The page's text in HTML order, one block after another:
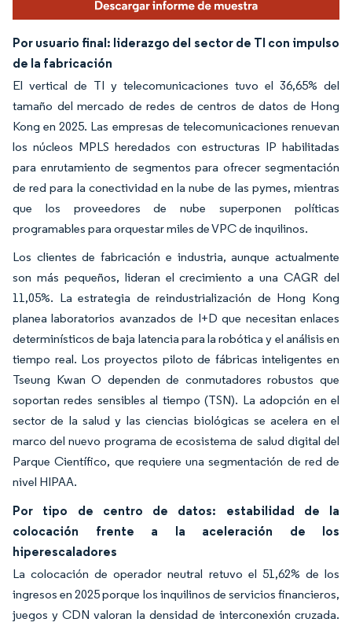
Por usuario final: liderazgo del sector de TI con impulso
de la fabricación
El vertical de TI y telecomunicaciones tuvo el 36,65% del
tamaño del mercado de redes de centros de datos de Hong
Kong en 2025. Las empresas de telecomunicaciones renuevan
los núcleos MPLS heredados con estructuras IP habilitadas
para enrutamiento de segmentos para ofrecer segmentación
de red para la conectividad en la nube de las pymes, mientras
que los proveedores de nube superponen políticas
programables para orquestar miles de VPC de inquilinos.
Los clientes de fabricación e industria, aunque actualmente
son más pequeños, lideran el crecimiento a una CAGR del
11,05%. La estrategia de reindustrialización de Hong Kong
planea laboratorios avanzados de I+D que necesitan enlaces
determinísticos de baja latencia para la robótica y el análisis en
tiempo real. Los proyectos piloto de fábricas inteligentes en
Tseung Kwan O dependen de conmutadores robustos que
soportan redes sensibles al tiempo (TSN). La adopción en el
sector de la salud y las ciencias biológicas se acelera en el
marco del nuevo programa de ecosistema de salud digital del
Parque Científico, que requiere una segmentación de red de
nivel HIPAA.
Por tipo de centro de datos: estabilidad de la
colocación frente a la aceleración de los
hiperescaladores
La colocación de operador neutral retuvo el 51,62% de los
ingresos en 2025 porque los inquilinos de servicios financieros,
juegos y CDN valoran la densidad de interconexión cruzada.